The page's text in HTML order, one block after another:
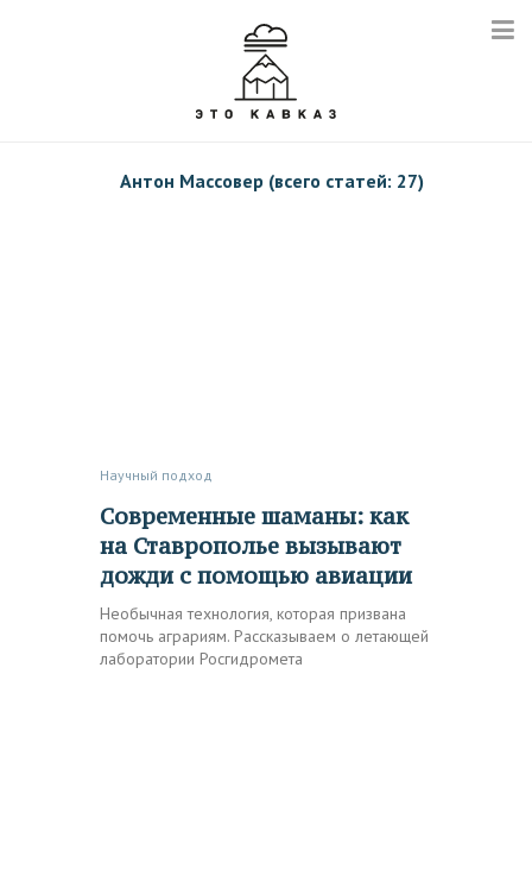
Антон Массовер (всего статей: 27)
Научный подход
Современные шаманы: как
на Ставрополье вызывают
дожди с помощью авиации
Необычная технология, которая призвана
помочь аграриям. Рассказываем о летающей
лаборатории Росгидромета